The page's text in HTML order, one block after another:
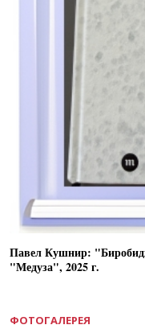
Павел Кушнир:
"Медуза", 2025 г.
ФОТОГАЛЕРЕЯ